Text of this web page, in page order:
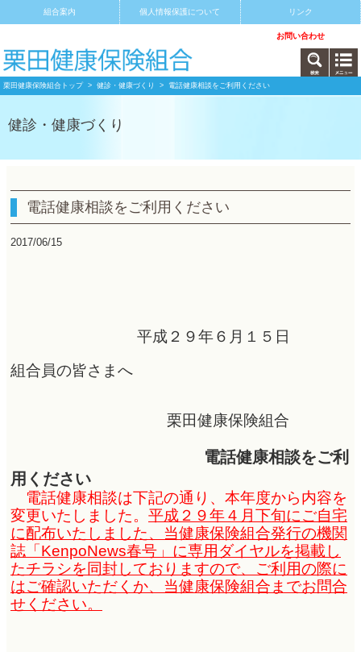
組合案内 個人情報保護について リンク
お問い合わせ
栗田健康保険組合トップ> 健診・健康づくり > 電話健康相談をご利用ください
健診・健康づくり
電話健康相談をご利用ください
2017/06/15
平成２９年６月１５日
組合員の皆さまへ
栗田健康保険組合
電話健康相談をご利
用ください
電話健康相談は下記の通り、本年度から内容を
変更いたしました。 平成２９年４月下旬にご自宅
に配布いたしました、当健康保険組合発行の機関
誌「KenpoNews春号」に専用ダイヤルを掲載し
たチラシを同封しておりますので、ご利用の際に
はご確認いただくか、当健康保険組合までお問合
せください。